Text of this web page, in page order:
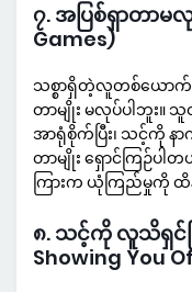
၇. အပြစ်ရှာတာမ
Games)
သစ္စာရှိတဲ့လူတစ်ယောက်
တာမျိုး မလုပ်ပါဘူး။
အာရုံစိုက်ပြီး၊ သင့်ကို
တာမျိုး ရှောင်ကြဉ်ပ
ကြားက ယုံကြည်မှုကို ထိ
၈. သင့်ကို လူသိရှင်
Showing You